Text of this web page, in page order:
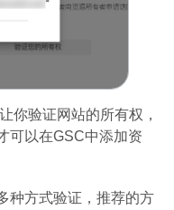
你验证网站的所有权，
可以在GSC中添加资
种方式验证，推荐的方